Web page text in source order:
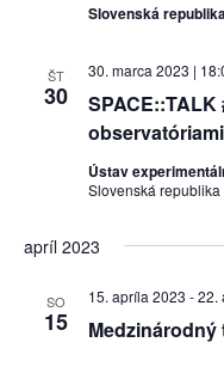
Slovenská
ŠT
30
observatóriami
30. marca 2023 |
Ústav
Slovenská republika
apríl 2023
SO
15
15. apríla 2023 -22.